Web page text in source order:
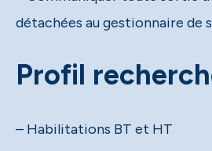
détachées au gestionnaire de
Profil
– Habilitations BT et HT